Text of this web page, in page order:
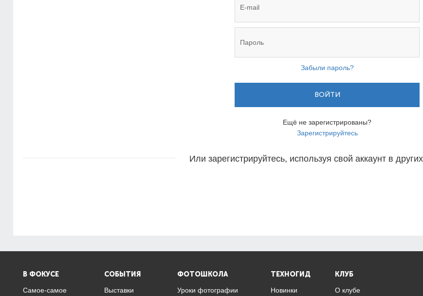
Забыли пароль?
ВОЙТИ
Ещё не зарегистрированы?
Зарегистрируйтесь
Или зарегистрируйтесь, используя свой аккаунт в
В ФОКУСЕ
Самое-самое
СОБЫТИЯ
Выставки
ФОТОШКОЛА
Уроки фотографии
ТЕХНОГИД
Новинки
КЛУБ
О клубе